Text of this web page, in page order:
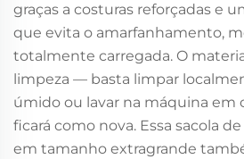
graças a costuras reforçadas e
que evita o amarfanhamento,
totalmente carregada. O
limpeza — basta limpar
úmido ou lavar na máquina em
ficará como nova. Essa sacola
em tamanho extragrande